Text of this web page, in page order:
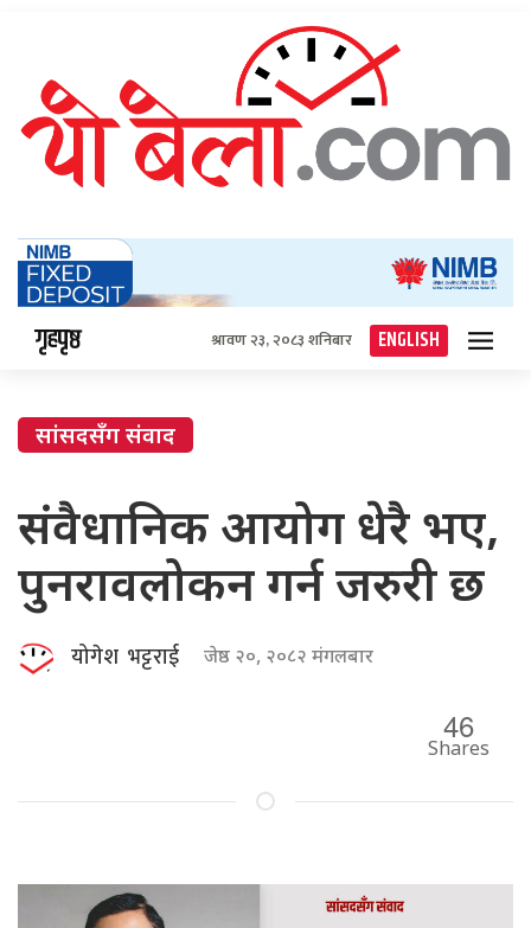
गृहपृष्ठ श्रावण २३, २०८३ शनिबार ENGLISH
सांसदसँग संवाद
संवैधानिक आयोग धेरै भए,
पुनरावलोकन गर्न जरुरी छ
योगेश भट्टराई जेष्ठ २०, २०८२ मंगलबार
46
Shares